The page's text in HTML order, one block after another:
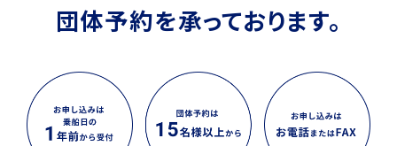
お問い合わせ
シティラインカード
団体予約を承っております。